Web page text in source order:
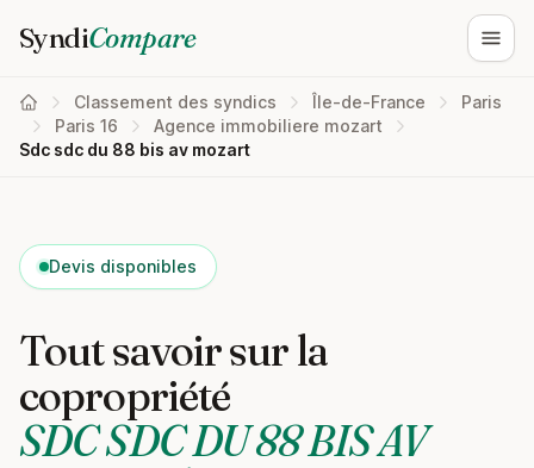
SyndiCompare
Classement des syndics Île-de-France
Paris
Paris 16
Agence immobiliere mozart
Sdc sdc du 88 bis av mozart
Devis disponibles
Tout savoir sur la
copropriété
SDC SDC DU 88 BIS AV